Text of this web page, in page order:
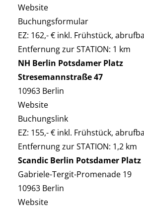
Website
Buchungsformular
EZ: 162,- € inkl. Frühstück,
Entfernung zur STATION: 1 km
NH Berlin Potsdamer Platz
Stresemannstraße 47
10963 Berlin
Website
Buchungslink
EZ: 155,- € inkl. Frühstück,
Entfernung zur STATION: 1,2 km
Scandic Berlin Potsdamer Platz
Gabriele-Tergit-Promenade 19
10963 Berlin
Website